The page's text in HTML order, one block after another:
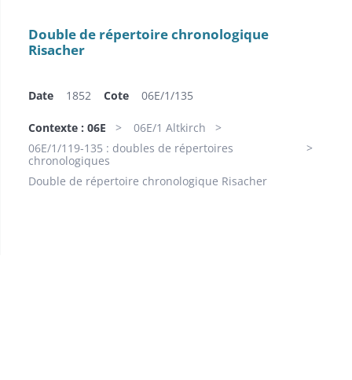
Double de répertoire chronologique
Risacher
Date 1852 Cote 06E/1/135
Contexte : 06E
06E/1 Altkirch
06E/1/119-135 : doubles de répertoires
chronologiques
Double de répertoire chronologique Risacher